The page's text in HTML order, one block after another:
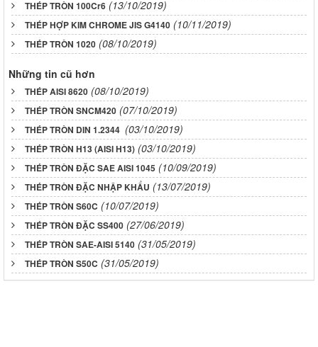
THÉP TRÒN 100Cr6 (13/10/2019)
THÉP HỢP KIM CHROME JIS G4140 (10/11/2019)
THÉP TRÒN 1020 (08/10/2019)
Những tin cũ hơn
THÉP AISI 8620 (08/10/2019)
THÉP TRÒN SNCM420 (07/10/2019)
THÉP TRÒN DIN 1.2344 (03/10/2019)
THÉP TRÒN H13 (AISI H13) (03/10/2019)
THÉP TRÒN ĐẶC SAE AISI 1045 (10/09/2019)
THÉP TRÒN ĐẶC NHẬP KHẨU (13/07/2019)
THÉP TRÒN S60C (10/07/2019)
THÉP TRÒN ĐẶC SS400 (27/06/2019)
THÉP TRÒN SAE-AISI 5140 (31/05/2019)
THÉP TRÒN S50C (31/05/2019)